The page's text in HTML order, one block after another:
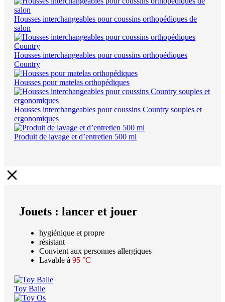
Housses interchangeables pour coussins orthopédiques de
salon
Housses interchangeables pour coussins orthopédiques
Country
Housses pour matelas orthopédiques
Housses interchangeables pour coussins Country souples et
ergonomiques
Produit de lavage et d’entretien 500 ml
Jouets : lancer et jouer
hygiénique et propre
résistant
Convient aux personnes allergiques
Lavable à 95 °C
Toy Balle